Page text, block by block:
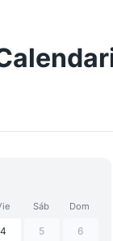
Sáb Dom
4 5 6